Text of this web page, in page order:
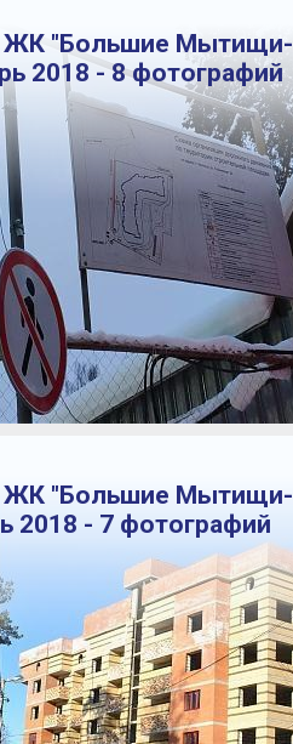
ЖК "Большие Мытищи-
2018 - 8 фотографий
ЖК "Большие Мытищи-
2018 - 7 фотографий